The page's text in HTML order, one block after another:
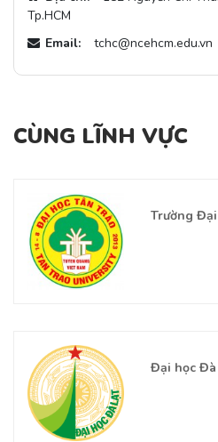
Tp.HCM
Email:
tchc@ncehcm.edu.vn
CÙNG LĨNH VỰC
Trường
Đại học Đà